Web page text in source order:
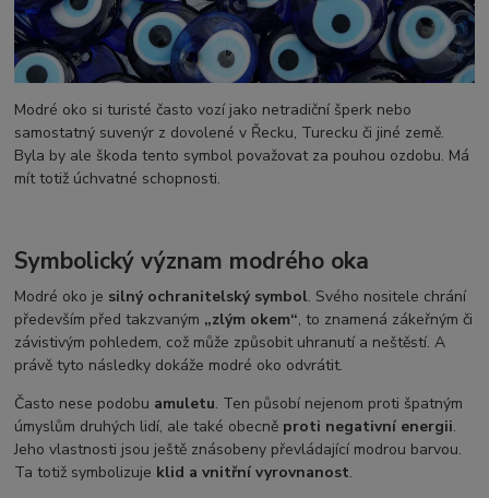
Modré oko si turisté často vozí jako netradiční šperk nebo
samostatný suvenýr z dovolené v Řecku, Turecku či jiné země.
Byla by ale škoda tento symbol považovat za pouhou ozdobu. Má
mít totiž úchvatné schopnosti.
Symbolický význam modrého oka
Modré oko je silný ochranitelský symbol. Svého nositele chrání
především před takzvaným „zlým okem“, to znamená zákeřným či
závistivým pohledem, což může způsobit uhranutí a neštěstí. A
právě tyto následky dokáže modré oko odvrátit.
Často nese podobu amuletu. Ten působí nejenom proti špatným
úmyslům druhých lidí, ale také obecně proti negativní energii.
Jeho vlastnosti jsou ještě znásobeny převládající modrou barvou.
Ta totiž symbolizuje klid a vnitřní vyrovnanost.